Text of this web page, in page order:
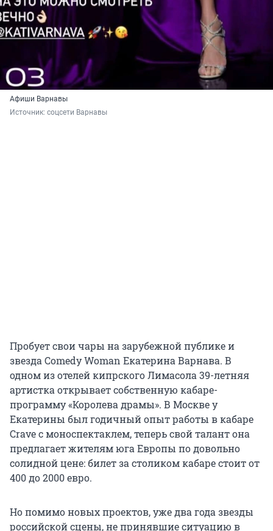
Афиши Варнавы
Источник: соцсети Варнавы
Пробует свои чары на зарубежной публике и
звезда Сomedy Woman Екатерина Варнава. В
одном из отелей кипрского Лимасола 39-летняя
артистка открывает собственную кабаре-
программу «Королева драмы». В Москве у
Екатерины был годичный опыт работы в кабаре
Crave с моноспектаклем, теперь свой талант она
предлагает жителям юга Европы по довольно
солидной цене: билет за столиком кабаре стоит от
400 до 2000 евро.
Но помимо новых проектов, уже два года звезды
российской сцены, не принявшие ситуацию в